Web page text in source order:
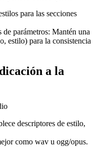
para las secciones
de parámetros: Mantén una
estilo) para la consistencia
a la
descriptores de estilo,
como wav u ogg/opus.